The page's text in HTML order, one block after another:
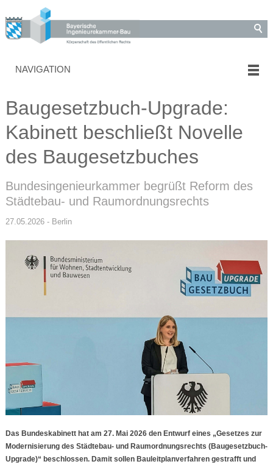
NAVIGATION
Baugesetzbuch-Upgrade:
Kabinett beschließt Novelle
des Baugesetzbuches
Bundesingenieurkammer begrüßt Reform des
Städtebau- und Raumordnungsrechts
27.05.2026 - Berlin
Das Bundeskabinett hat am 27. Mai 2026 den Entwurf eines „Gesetzes zur
Modernisierung des Städtebau- und Raumordnungsrechts (Baugesetzbuch-
Upgrade)“ beschlossen. Damit sollen Bauleitplanverfahren gestrafft und